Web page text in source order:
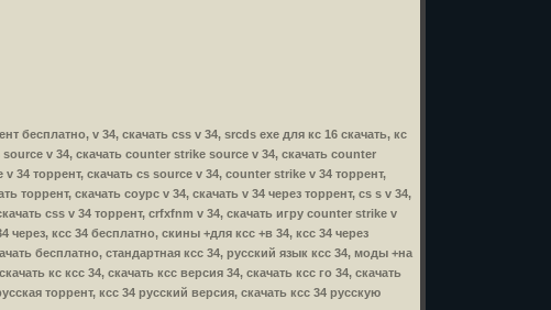
бесплатно, v 34, скачать css v 34, srcds exe для кс 16 скачать, кс
v 34, скачать counter strike source v 34, скачать counter
34 торрент, скачать cs source v 34, counter strike v 34 торрент,
скачать соурс v 34, скачать v 34 через торрент, cs s v 34,
css v 34 торрент, crfxfnm v 34, скачать игру counter strike v
через, ксс 34 бесплатно, скины +для ксс +в 34, ксс 34 через
бесплатно, стандартная ксс 34, русский язык ксс 34, моды +на
кс ксс 34, скачать ксс версия 34, скачать ксс го 34, скачать
торрент, ксс 34 русский версия, скачать ксс 34 русскую